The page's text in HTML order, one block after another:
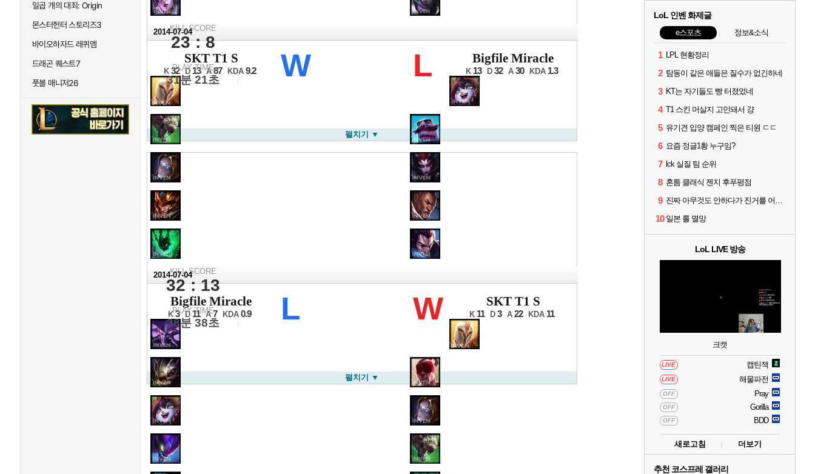
일곱 개의 대죄: Origin
몬스터헌터 스토리즈3
바이오하자드 레퀴엠
드래곤 퀘스트7
풋볼 매니저26
KILL SCORE
23 : 8
PLAY TIME
31분 21초
2014-07-04
16강 8일차 1경기 2세트
SKT T1 S
K 32 D 13 A 87 KDA 9.2 W L Bigfile Miracle
K 13 D 32 A 30 KDA 1.3
KILL SCORE
32 : 13
PLAY TIME
38분 38초
펼치기 ▼
2014-07-04
16강 8일차 1경기 1세트
Bigfile Miracle
K 3 D 11 A 7 KDA 0.9 L W SKT T1 S
K 11 D 3 A 22 KDA 11
펼치기 ▼
LoL 인벤 화제글
e스포츠 정보&소식
1 LPL 현황정리
2 탐동이 같은 애들은 질수가 없긴하네
3 KT는 자기들도 빵 터졌었네
4 T1 스킨 머살지 고민돼서 걍
5 유기견 입양 캠페인 찍은 티원 ㄷㄷ
6 요즘 정글1황 누구임?
7 lck 실질 팀 순위
8 혼틈 클래식 젠지 후푸평점
9 진짜 아무것도 안하다가 진거를 어떻게 쉴드를 치지
10 일본 롤 멸망
LoL LIVE 방송
크캣
LIVE 캡틴잭
LIVE 해물파전
OFF Pray
OFF Gorilla
OFF BDD
새로고침 더보기
추천 코스프레 갤러리